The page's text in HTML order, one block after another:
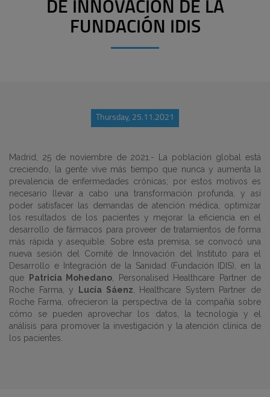
DE INNOVACIÓN DE LA
FUNDACIÓN IDIS
Thursday, 25.11.2021
Madrid, 25 de noviembre de 2021.- La población global está
creciendo, la gente vive más tiempo que nunca y aumenta la
prevalencia de enfermedades crónicas; por estos motivos es
necesario llevar a cabo una transformación profunda, y así
poder satisfacer las demandas de atención médica, optimizar
los resultados de los pacientes y mejorar la eficiencia en el
desarrollo de fármacos para proveer de tratamientos de forma
más rápida y asequible. Sobre esta premisa, se convocó una
nueva sesión del Comité de Innovación del Instituto para el
Desarrollo e Integración de la Sanidad (Fundación IDIS), en la
que
Patricia Mohedano , Personalised Healthcare Partner de
Roche Farma, y
Lucía Sáenz , Healthcare System Partner de
Roche Farma, ofrecieron la perspectiva de la compañía sobre
cómo se pueden aprovechar los datos, la tecnología y el
análisis para promover la investigación y la atención clínica de
los pacientes.